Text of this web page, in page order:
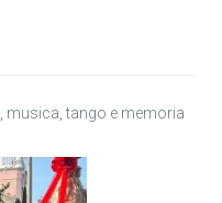
musica, tango e memoria